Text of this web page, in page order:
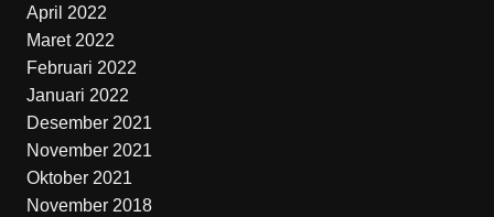
April 2022
Maret 2022
Februari 2022
Januari 2022
Desember 2021
November 2021
Oktober 2021
November 2018